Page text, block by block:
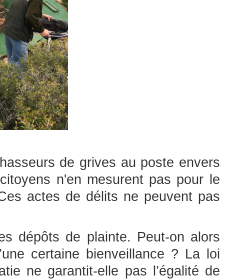
de grives au poste envers
n'en mesurent pas pour le
actes de délits ne peuvent pas
dépôts de plainte. Peut-on alors
certaine bienveillance ? La loi
ne garantit-elle pas l’égalité de